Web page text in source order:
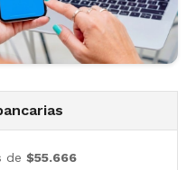
de $55.666